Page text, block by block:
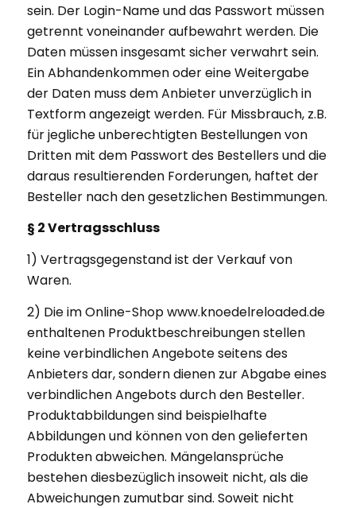
sein. Der Login-Name und das Passwort müssen
getrennt voneinander aufbewahrt werden. Die
Daten müssen insgesamt sicher verwahrt sein.
Ein Abhandenkommen oder eine Weitergabe
der Daten muss dem Anbieter unverzüglich in
Textform angezeigt werden. Für Missbrauch, z.B.
für jegliche unberechtigten Bestellungen von
Dritten mit dem Passwort des Bestellers und die
daraus resultierenden Forderungen, haftet der
Besteller nach den gesetzlichen Bestimmungen.
§ 2 Vertragsschluss
1) Vertragsgegenstand ist der Verkauf von
Waren.
2) Die im Online-Shop www.knoedelreloaded.de
enthaltenen Produktbeschreibungen stellen
keine verbindlichen Angebote seitens des
Anbieters dar, sondern dienen zur Abgabe eines
verbindlichen Angebots durch den Besteller.
Produktabbildungen sind beispielhafte
Abbildungen und können von den gelieferten
Produkten abweichen. Mängelansprüche
bestehen diesbezüglich insoweit nicht, als die
Abweichungen zumutbar sind. Soweit nicht